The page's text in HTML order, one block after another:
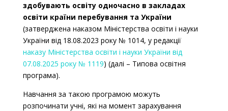
здобувають освіту одночасно в закладах
освіти країни перебування та України
(затверджена наказом Міністерства освіти і науки
України від 18.08.2023 року № 1014, у редакції
наказу Міністерства освіти і науки України від
07.08.2025 року № 1119) (далі – Типова освітня
програма).
Навчання за такою програмою можуть
розпочинати учні, які на момент зарахування